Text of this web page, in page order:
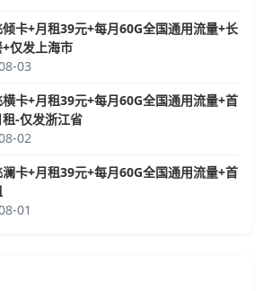
卡+月租39元+每月60G全国通用流量+长
仅发上海市
03
卡+月租39元+每月60G全国通用流量+首
-仅发浙江省
02
卡+月租39元+每月60G全国通用流量+首
01